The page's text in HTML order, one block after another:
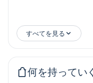
すべてを見る
何を持ってい